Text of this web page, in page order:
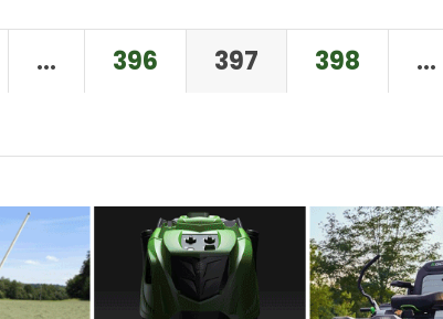
… 396 397 398
…